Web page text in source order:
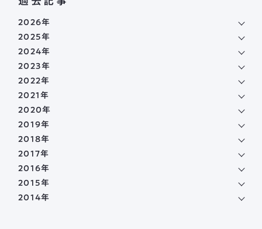
2026年
2025年
2024年
2023年
2022年
2021年
2020年
2019年
2018年
2017年
2016年
2015年
2014年